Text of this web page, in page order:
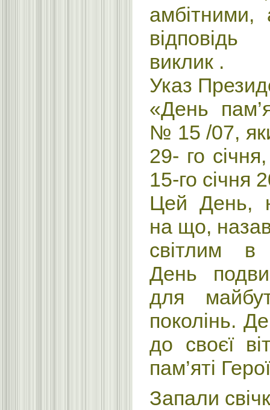
виклик .
Указ
«День
№ 15 /07,
29- го
15-го січня
Цей День,
на що,
світлим в
День
для
поколінь.
до своєї
пам’яті
Запали